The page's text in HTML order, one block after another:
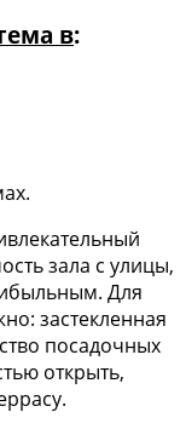
в:
зала с улицы,
Для
застекленная
посадочных
открыть,